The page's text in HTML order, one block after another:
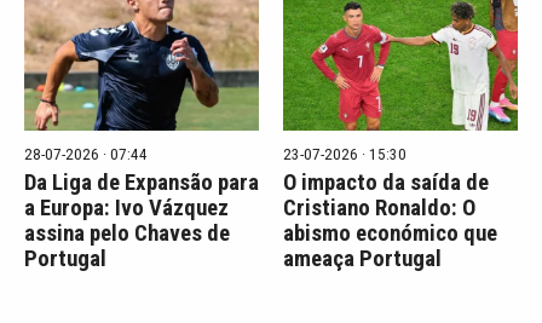
28-07-2026 · 07:44
Da Liga de Expansão para
a Europa: Ivo Vázquez
assina pelo Chaves de
Portugal
23-07-2026 · 15:30
O impacto da saída de
Cristiano Ronaldo: O
abismo económico que
ameaça Portugal